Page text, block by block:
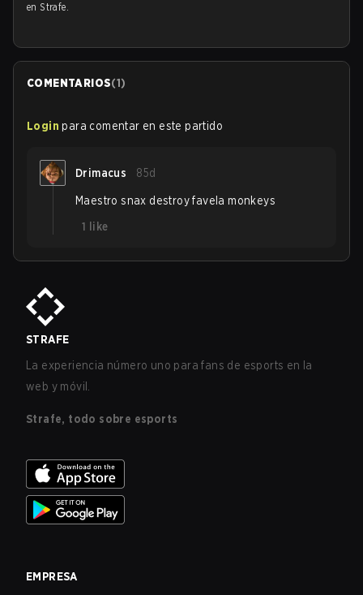
en Strafe.
COMENTARIOS(1)
Login para comentar en este partido
Drimacus 85d
Maestro snax destroy favela monkeys
1
like
STRAFE
La experiencia número uno para fans de esports en la
web y móvil.
Strafe, todo sobre esports
EMPRESA